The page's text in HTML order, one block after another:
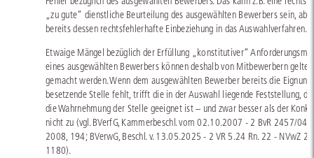
„zu gute“ dienstliche Beurteilung des ausgewählten Bewerbers sein,
bereits dessen rechtsfehlerhafte Einbeziehung in das Auswahlverfahren.
Etwaige Mängel bezüglich der Erfüllung „konstitutiver“
eines ausgewählten Bewerbers können deshalb von Mitbewerbern
gemacht werden. Wenn dem ausgewählten Bewerber bereits die
besetzende Stelle fehlt, trifft die in der Auswahl liegende Feststellung,
die Wahrnehmung der Stelle geeignet ist – und zwar besser als der
nicht zu (vgl. BVerfG, Kammerbeschl. vom 02.10.2007 - 2 BvR 2457/04
2008, 194; BVerwG, Beschl. v. 13.05.2025 - 2 VR 5.24 Rn. 22 - NVwZ
1180).